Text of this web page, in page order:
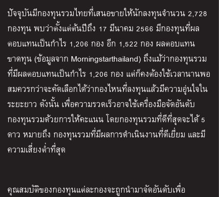
ปัจจุบันมีกองทุนรวมไทยที่เสนอขายให้นักลงทุนจำนวน 2,728
กองทุน พบว่าตั้งแต่ต้นปีถึง 17 มีนาคม 2566 มีกองทุนที่ผล
ตอบแทนเป็นกำไร 1,206 กอง อีก 1,522 กอง ผลตอบแทน
ขาดทุน (ข้อมูลจาก Morningstarthailand) ถึงแม้ว่ากองทุนรวม
ที่มีผลตอบแทนเป็นกำไร 1,206 กอง แต่ก็คงต้องใช้เวลานานพอ
สมควรกว่าจะคัดเลือกได้ว่ากองไหนที่ลงทุนแล้วมีความอุ่นใจใน
ระยะยาว ดังนั้น เพื่อความรวดเร็วอาจใช้เครื่องมือจัดอันดับ
กองทุนรวมด้วยการให้คะแนน โดยกองทุนรวมที่ดีที่สุดจะได้5
ดาว หมายถึง กองทุนรวมที่มีผลการดำเนินงานที่ดีเยี่ยม และมี
ความเสี่ยงต่ำที่สุด
คุณสมบัติของกองทุนแต่ละกองจะถูกนำมาจัดอันดับเพื่อ